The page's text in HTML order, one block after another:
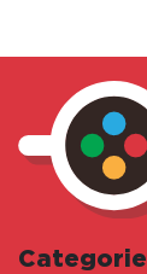
Categorie